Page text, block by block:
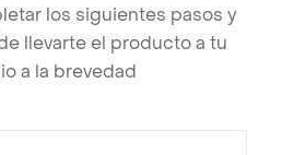
los siguientes pasos y
llevarte el producto a tu
a la brevedad